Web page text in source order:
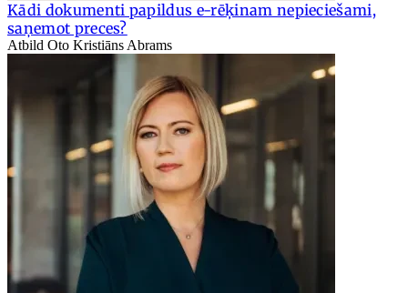
Kādi dokumenti papildus e-rēķinam nepieciešami,
saņemot preces?
Atbild Oto Kristiāns Abrams